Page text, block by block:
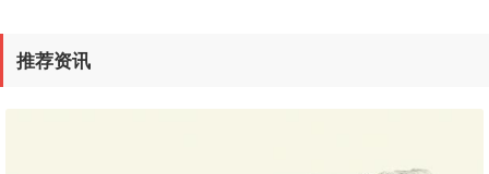
沪深300
推荐资讯